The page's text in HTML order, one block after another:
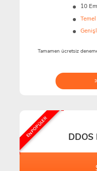
10
Tamamen ücretsiz
EN POPÜLER DDOS